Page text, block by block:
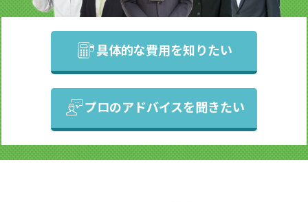
具体的な費用を知りたい
プロのアドバイスを聞きたい